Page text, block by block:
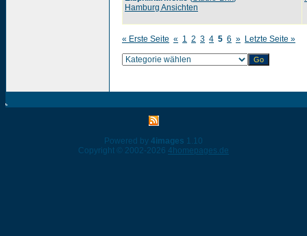
Hamburg Ansichten
« Erste Seite « 1 2 3 4 5 6 » Letzte Seite »
Powered by 4images 1.10
Copyright © 2002-2026 4homepages.de